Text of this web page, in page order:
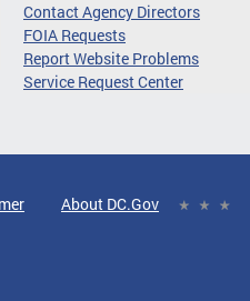
Contact Agency Directors
FOIA Requests
Report Website Problems
Service Request Center
About DC.Gov